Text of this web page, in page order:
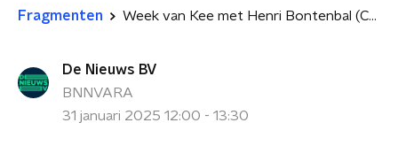
Fragmenten Week van Kee met Henri Bontenbal (CDA): 'Op het moment dat fractievoorzitters debatteren, wordt het meestal heisa'
De Nieuws BV
BNNVARA
31 januari 2025 12:00 - 13:30